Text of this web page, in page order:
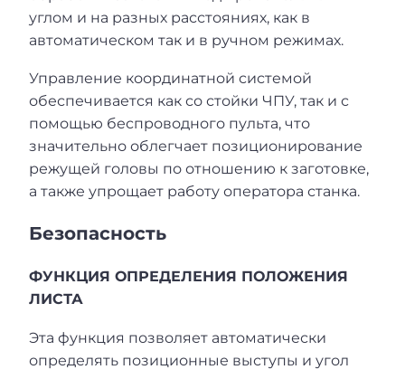
углом и на разных расстояниях, как в
автоматическом так и в ручном режимах.
Управление координатной системой
обеспечивается как со стойки ЧПУ, так и с
помощью беспроводного пульта, что
значительно облегчает позиционирование
режущей головы по отношению к заготовке,
а также упрощает работу оператора станка.
Безопасность
ФУНКЦИЯ ОПРЕДЕЛЕНИЯ ПОЛОЖЕНИЯ
ЛИСТА
Эта функция позволяет автоматически
определять позиционные выступы и угол